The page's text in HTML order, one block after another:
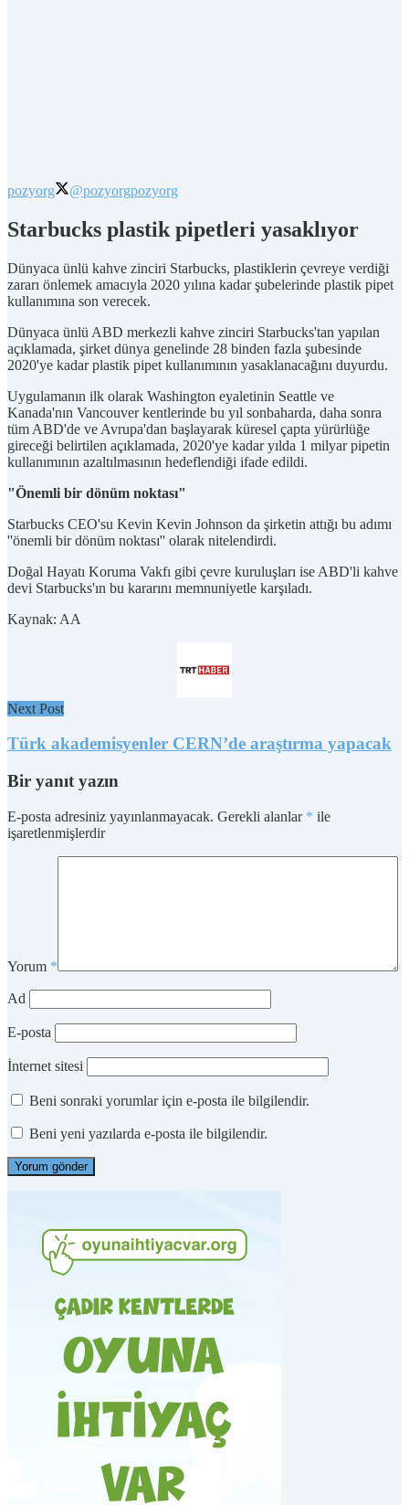
pozyorg @pozyorgpozyorg
Starbucks plastik pipetleri yasaklıyor
Dünyaca ünlü kahve zinciri Starbucks, plastiklerin çevreye verdiği
zararı önlemek amacıyla 2020 yılına kadar şubelerinde plastik pipet
kullanımına son verecek.
Dünyaca ünlü ABD merkezli kahve zinciri Starbucks'tan yapılan
açıklamada, şirket dünya genelinde 28 binden fazla şubesinde
2020'ye kadar plastik pipet kullanımının yasaklanacağını duyurdu.
Uygulamanın ilk olarak Washington eyaletinin Seattle ve
Kanada'nın Vancouver kentlerinde bu yıl sonbaharda, daha sonra
tüm ABD'de ve Avrupa'dan başlayarak küresel çapta yürürlüğe
gireceği belirtilen açıklamada, 2020'ye kadar yılda 1 milyar pipetin
kullanımının azaltılmasının hedeflendiği ifade edildi.
"Önemli bir dönüm noktası"
Starbucks CEO'su Kevin Kevin Johnson da şirketin attığı bu adımı
''önemli bir dönüm noktası'' olarak nitelendirdi.
Doğal Hayatı Koruma Vakfı gibi çevre kuruluşları ise ABD'li kahve
devi Starbucks'ın bu kararını memnuniyetle karşıladı.
Kaynak: AA
Next Post
Türk akademisyenler CERN’de araştırma yapacak
Bir yanıt yazın
E-posta adresiniz yayınlanmayacak. Gerekli alanlar * ile
işaretlenmişlerdir
Yorum *
Ad
E-posta
İnternet sitesi
Beni sonraki yorumlar için e-posta ile bilgilendir.
Beni yeni yazılarda e-posta ile bilgilendir.